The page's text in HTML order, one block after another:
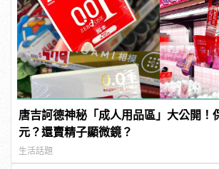
唐吉訶德神秘「成人用品區」大公開！
元？還賣精子顯微鏡？
生活話題